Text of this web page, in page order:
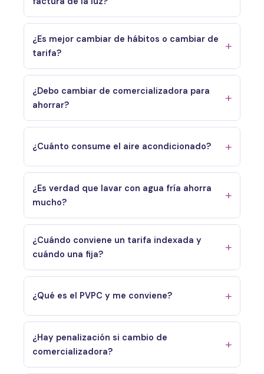
¿Es mejor cambiar de hábitos o cambiar de
tarifa?
¿Debo cambiar de comercializadora para
ahorrar?
¿Cuánto consume el aire acondicionado?
¿Es verdad que lavar con agua fría ahorra
mucho?
¿Cuándo conviene un tarifa indexada y
cuándo una fija?
¿Qué es el PVPC y me conviene?
¿Hay penalización si cambio de
comercializadora?